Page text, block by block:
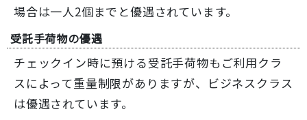
場合は一人2個までと優遇されています。
受託手荷物の優遇
チェックイン時に預ける受託手荷物もご利用クラ
スによって重量制限がありますが、ビジネスクラス
は優遇されています。